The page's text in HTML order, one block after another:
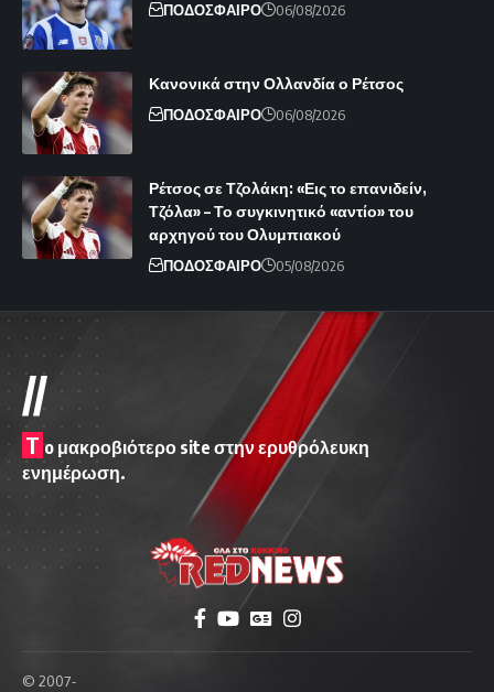
ΠΟΔΟΣΦΑΙΡΟ 06/08/2026
Κανονικά στην Ολλανδία ο Ρέτσος
ΠΟΔΟΣΦΑΙΡΟ 06/08/2026
Ρέτσος σε Τζολάκη: «Εις το επανιδείν,
Τζόλα» – Το συγκινητικό «αντίο» του
αρχηγού του Ολυμπιακού
ΠΟΔΟΣΦΑΙΡΟ 05/08/2026
//
T o μακροβιότερο site στην ερυθρόλευκη
ενημέρωση.
© 2007-